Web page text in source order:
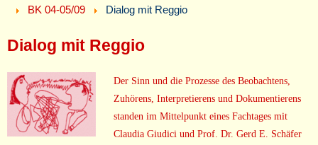
BK 04-05/09
Dialog mit Reggio
Dialog mit Reggio
Der Sinn und die Prozesse des Beobachtens,
Zuhörens, Interpretierens und Dokumentierens
standen im Mittelpunkt eines Fachtages mit
Claudia Giudici und Prof. Dr. Gerd E. Schäfer